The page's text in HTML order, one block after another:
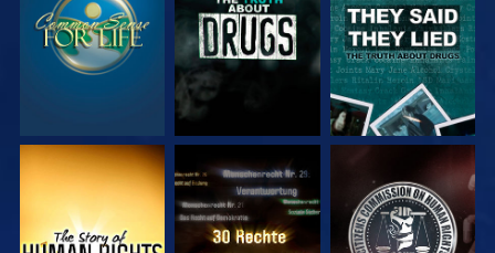
ANSEHEN ANSEHEN ANSEHEN